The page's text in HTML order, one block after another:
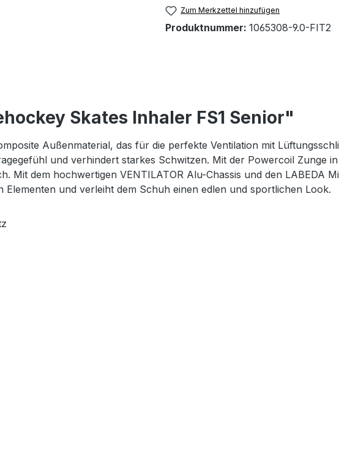
Zum Merkzettel hinzufügen
Produktnummer: 1065308-9.0-FIT2
Skates Inhaler FS1 Senior"
Außenmaterial, das für die perfekte Ventilation mit
und verhindert starkes Schwitzen. Mit der Powercoil Zunge
Mit dem hochwertigen VENTILATOR Alu-Chassis und den LABEDA
und verleiht dem Schuh einen edlen und sportlichen Look.